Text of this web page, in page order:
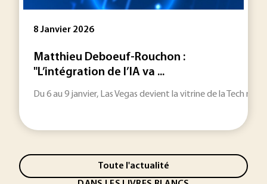
8 Janvier 2026
Matthieu Deboeuf-Rouchon :
"L’intégration de l’IA va ...
Du 6 au 9 janvier, Las Vegas devient la vitrine de la Tech
Toute l'actualité